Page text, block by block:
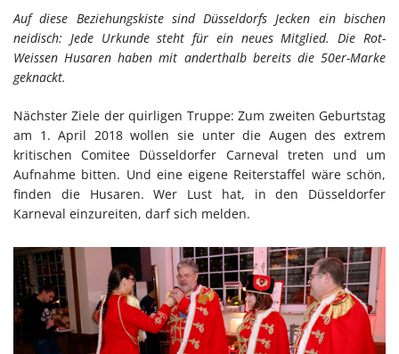
Auf diese Beziehungskiste sind Düsseldorfs Jecken ein bischen
neidisch: Jede Urkunde steht für ein neues Mitglied. Die Rot-
Weissen Husaren haben mit anderthalb bereits die 50er-Marke
geknackt.
Nächster Ziele der quirligen Truppe: Zum zweiten Geburtstag
am 1. April 2018 wollen sie unter die Augen des extrem
kritischen Comitee Düsseldorfer Carneval treten und um
Aufnahme bitten. Und eine eigene Reiterstaffel wäre schön,
finden die Husaren. Wer Lust hat, in den Düsseldorfer
Karneval einzureiten, darf sich melden.